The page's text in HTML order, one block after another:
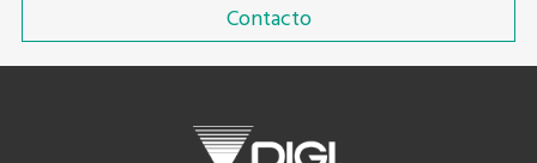
Contacto